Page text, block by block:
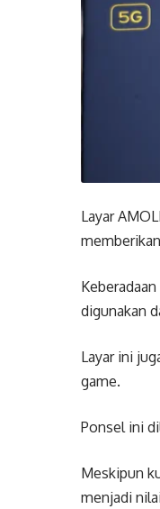
Layar
digunakan
Layar ini
game.
Ponsel ini
Meskipun
menjadi